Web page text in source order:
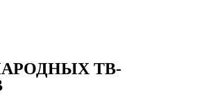
ТВ-